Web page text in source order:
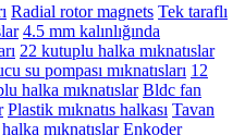
Radial rotor magnets Tek taraflı
4.5 mm kalınlığında
22 kutuplu halka mıknatıslar
su pompası mıknatısları 12
halka mıknatıslar Bldc fan
Plastik mıknatıs halkası Tavan
mıknatıslar Enkoder